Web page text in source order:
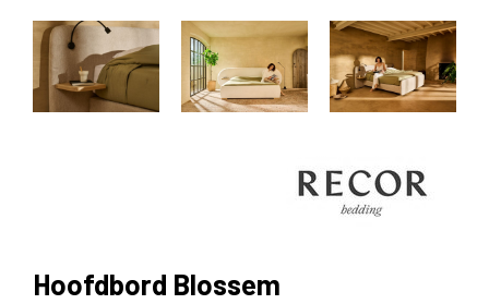
Hoofdbord Blossem